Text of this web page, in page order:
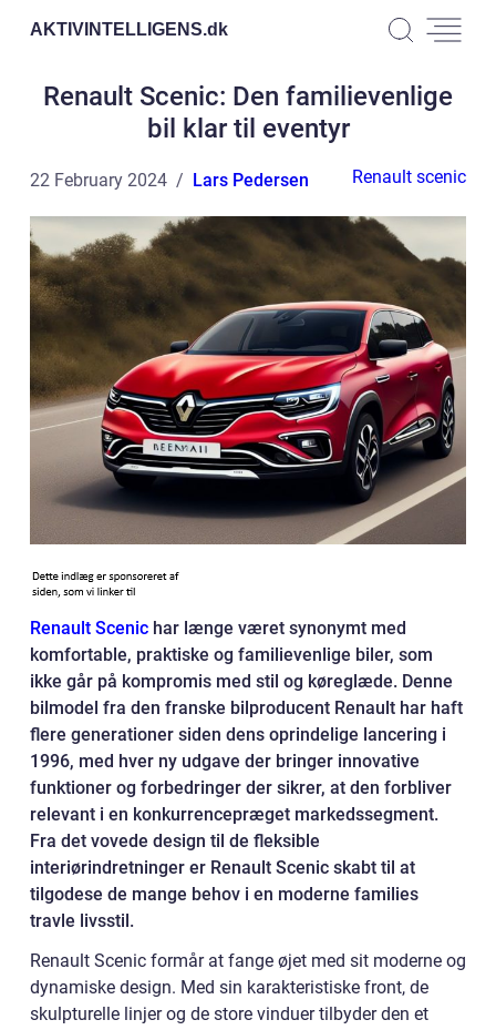
AKTIVINTELLIGENS.dk
Renault Scenic: Den familievenlige
bil klar til eventyr
22 February 2024 Lars Pedersen Renault scenic
Renault Scenic har længe været synonymt med
komfortable, praktiske og familievenlige biler, som
ikke går på kompromis med stil og køreglæde. Denne
bilmodel fra den franske bilproducent Renault har haft
flere generationer siden dens oprindelige lancering i
1996, med hver ny udgave der bringer innovative
funktioner og forbedringer der sikrer, at den forbliver
relevant i en konkurrencepræget markedssegment.
Fra det vovede design til de fleksible
interiørindretninger er Renault Scenic skabt til at
tilgodese de mange behov i en moderne families
travle livsstil.
Renault Scenic formår at fange øjet med sit moderne og
dynamiske design. Med sin karakteristiske front, de
skulpturelle linjer og de store vinduer tilbyder den et